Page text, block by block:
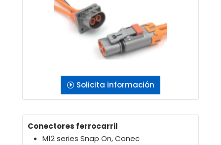
Solicita información
Conectores ferrocarril
M12 series Snap On, Conec